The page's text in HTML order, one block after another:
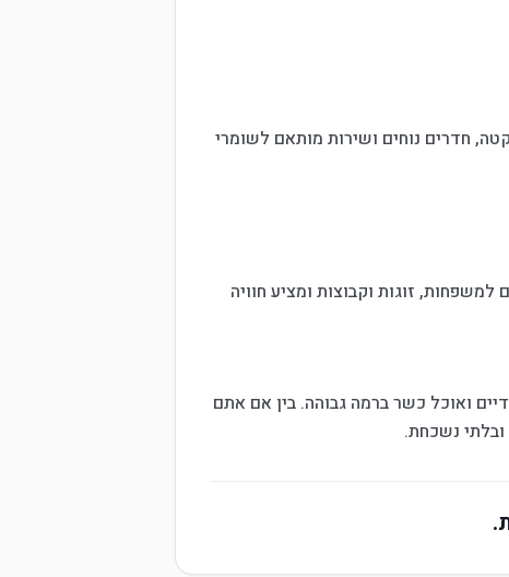
חדרים נוחים ושירות מותאם לשומרי
זוגות וקבוצות ומציע חוויה
ואוכל כשר ברמה גבוהה. בין אם אתם
נשכחת.